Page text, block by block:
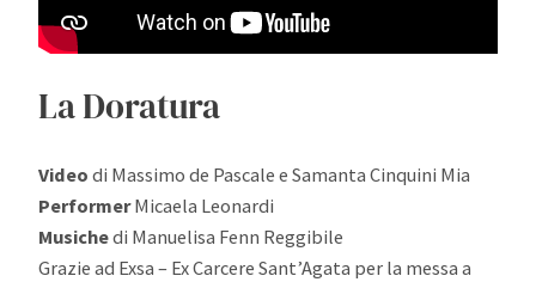
La Doratura
Video di Massimo de Pascale e Samanta Cinquini Mia
PerformerMicaela Leonardi
Musichedi Manuelisa Fenn Reggibile
Grazie ad Exsa – Ex Carcere Sant’Agata per la messa a